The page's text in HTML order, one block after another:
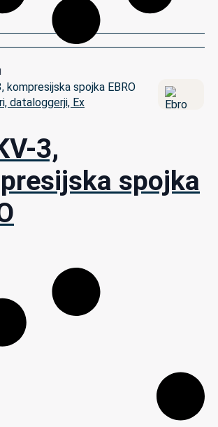
dataloggerji, Ex
3,
spojka